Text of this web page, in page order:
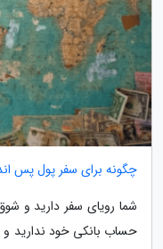
چگونه برای سفر پول پس
شما رویای سفر دارید و
حساب بانکی خود ندارید و